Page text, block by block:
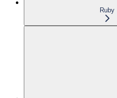
Ruby